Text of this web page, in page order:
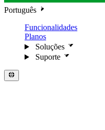
Português
Funcionalidades
Planos
Soluções
Suporte